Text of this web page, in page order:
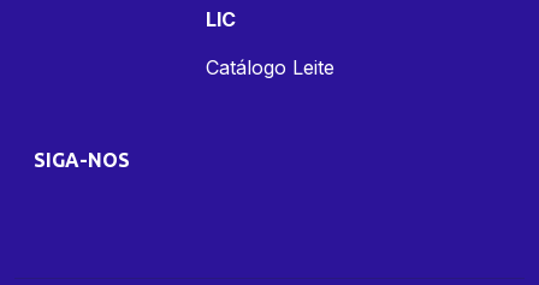
LIC
Catálogo Leite
SIGA-NOS